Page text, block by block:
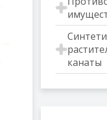
канаты